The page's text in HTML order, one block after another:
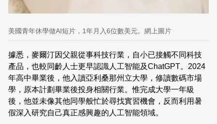
美國青年休學做AI短片，1年月入6位數美元。網上圖片
據悉，麥爾汀因父親從事科技行業，自小已接觸不同科技
產品，也較同齡人士更早認識人工智能及ChatGPT。2024
年高中畢業後，他入讀亞利桑那州立大學，修讀數碼市場
學，原本計劃畢業後投身相關行業。惟完成大學一年級
後，他並未像其他同學般忙於尋找實習機會，反而利用暑
假深入研究自己真正感興趣的人工智能領域。